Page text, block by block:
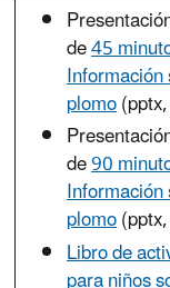
de45
plomo
de90
plomo
Libro de